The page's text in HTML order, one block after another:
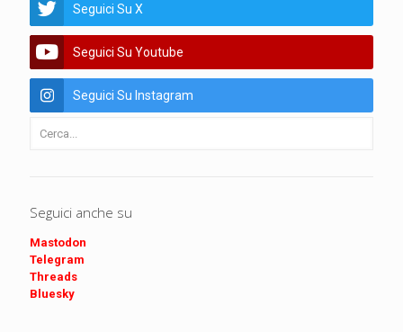
Seguici Su X
Seguici Su Youtube
Seguici Su Instagram
Seguici anche su
Mastodon
Telegram
Threads
Bluesky